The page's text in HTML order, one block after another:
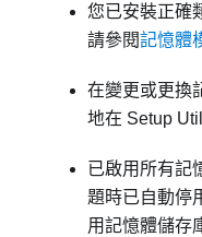
您已安裝正確
請參閱記憶體
在變更或更換
地在 Setup
已啟用所有記
題時已自動停
用記憶體儲存